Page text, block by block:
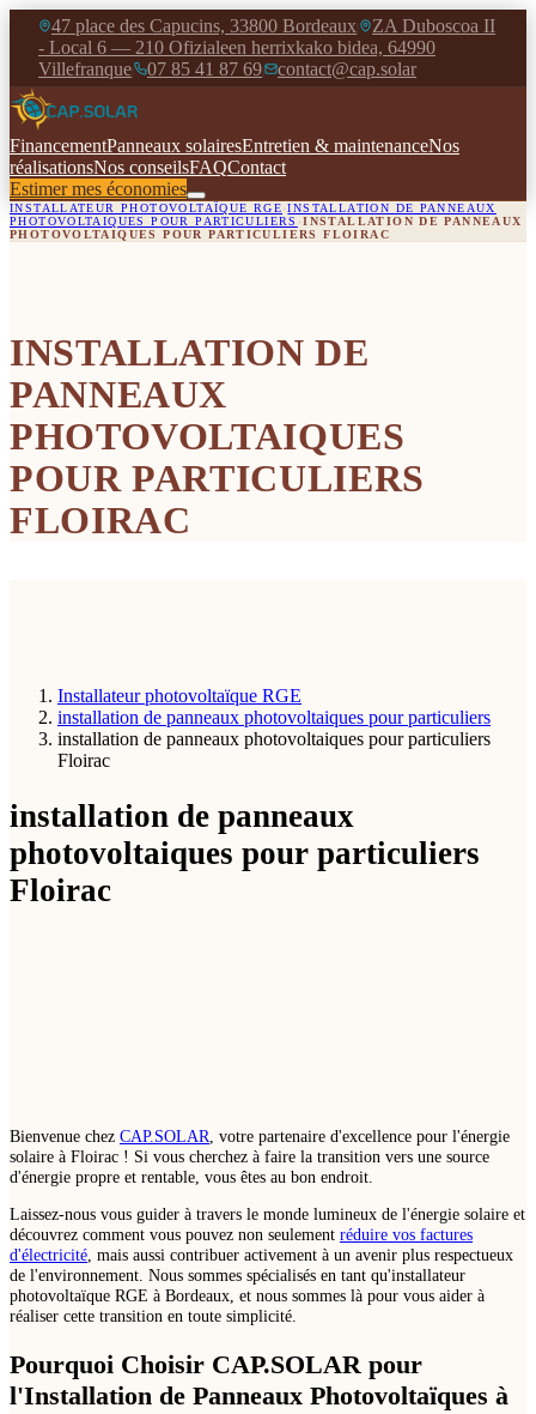
47 place des Capucins, 33800 Bordeaux
ZA Duboscoa II
- Local 6 — 210 Ofizialeen herrixkako bidea, 64990
Villefranque
07 85 41 87 69 contact@cap.solar
FinancementPanneaux solairesEntretien & maintenanceNos
réalisationsNos conseilsFAQContact
Estimer mes économies
INSTALLATEUR PHOTOVOLTAÏQUE RGE ›INSTALLATION DE PANNEAUX
PHOTOVOLTAIQUES POUR PARTICULIERS
›INSTALLATION DE PANNEAUX
PHOTOVOLTAIQUES POUR PARTICULIERS FLOIRAC
INSTALLATION DE
PANNEAUX
PHOTOVOLTAIQUES
POUR PARTICULIERS
FLOIRAC
Installateur photovoltaïque RGE
installation de panneaux photovoltaiques pour particuliers
installation de panneaux photovoltaiques pour particuliers
Floirac
installation de panneaux
photovoltaiques pour particuliers
Floirac
Bienvenue chez CAP.SOLAR , votre partenaire d'excellence pour l'énergie
solaire à Floirac ! Si vous cherchez à faire la transition vers une source
d'énergie propre et rentable, vous êtes au bon endroit.
Laissez-nous vous guider à travers le monde lumineux de l'énergie solaire et
découvrez comment vous pouvez non seulement réduire vos factures
d'électricité , mais aussi contribuer activement à un avenir plus respectueux
de l'environnement. Nous sommes spécialisés en tant qu'installateur
photovoltaïque RGE à Bordeaux, et nous sommes là pour vous aider à
réaliser cette transition en toute simplicité.
Pourquoi Choisir CAP.SOLAR pour
l'Installation de Panneaux Photovoltaïques à